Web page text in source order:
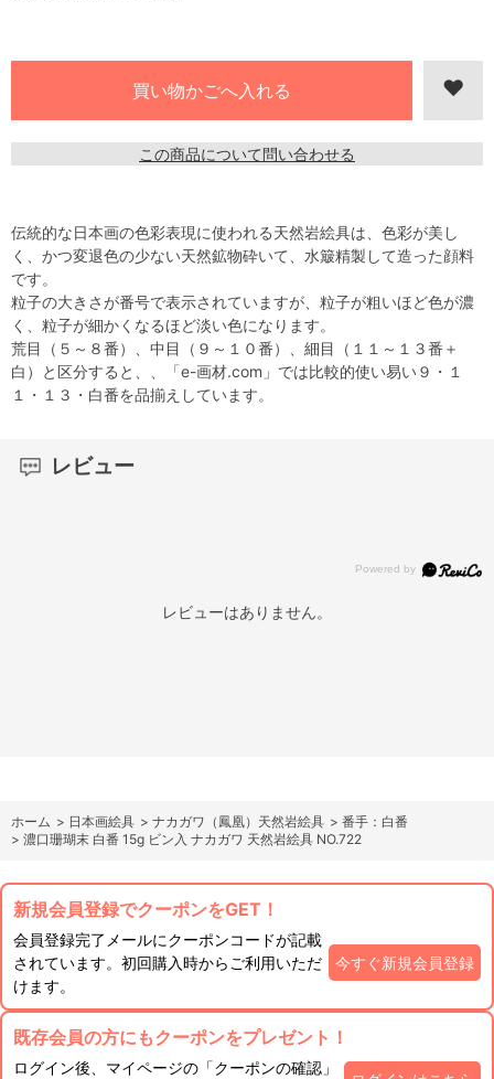
この商品について問い合わせる
伝統的な日本画の色彩表現に使われる天然岩絵具は、色彩が美し
く、かつ変退色の少ない天然鉱物砕いて、水簸精製して造った顔料
です。
粒子の大きさが番号で表示されていますが、粒子が粗いほど色が濃
く、粒子が細かくなるほど淡い色になります。
荒目（５～８番）、中目（９～１０番）、細目（１１～１３番＋
白）と区分すると、、「e-画材.com」では比較的使い易い９・１
１・１３・白番を品揃えしています。
レビュー
レビューはありません。
ホーム > 日本画絵具 > ナカガワ（鳳凰）天然岩絵具 > 番手：白番
> 濃口珊瑚末 白番 15g ビン入 ナカガワ 天然岩絵具 NO.722
新規会員登録でクーポンをGET！
会員登録完了メールにクーポンコードが記載
されています。初回購入時からご利用いただ
けます。
今すぐ新規会員登録
既存会員の方にもクーポンをプレゼント！
ログイン後、マイページの「クーポンの確認」